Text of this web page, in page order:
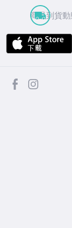
商品到貨動
facebook